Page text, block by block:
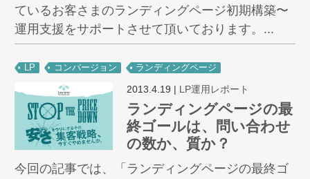
ているお客さまのランディングページ初期構築〜
運用支援をサポートさせて頂いております。...
LP コンバージョン ランディングページ
2013.4.19 | LP運用レポート
ランディングページの最
終ゴールは、問い合わせ
の数か、質か？
今回の記事では、「ランディングページの最終ゴ